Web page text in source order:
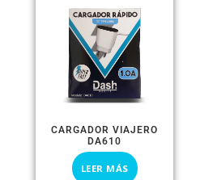
CARGADOR VIAJERO
DA610
LEER MÁS